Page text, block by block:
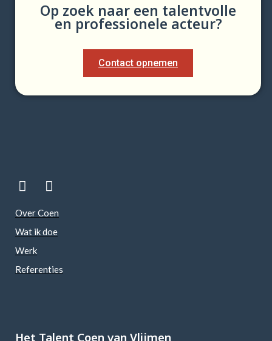
Op zoek naar een talentvolle
en professionele acteur?
Contact opnemen
Over Coen
Wat ik doe
Werk
Referenties
Het Talent Coen van Vlijmen